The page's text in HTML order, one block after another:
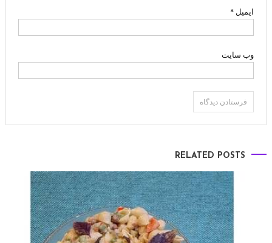
ایمیل *
وب‌ سایت
RELATED POSTS